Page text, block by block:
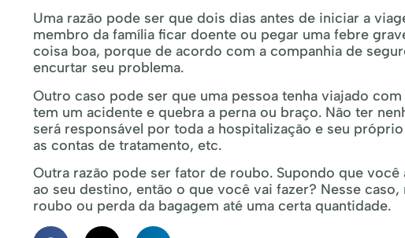
Uma razão pode ser que dois dias antes de iniciar a
membro da família ficar doente ou pegar uma febre
coisa boa, porque de acordo com a companhia de
encurtar seu problema.
Outro caso pode ser que uma pessoa tenha viajado
tem um acidente e quebra a perna ou braço. Não ter
será responsável por toda a hospitalização e seu
as contas de tratamento, etc.
Outra razão pode ser fator de roubo. Supondo que
ao seu destino, então o que você vai fazer? Nesse
roubo ou perda da bagagem até uma certa quantidade.